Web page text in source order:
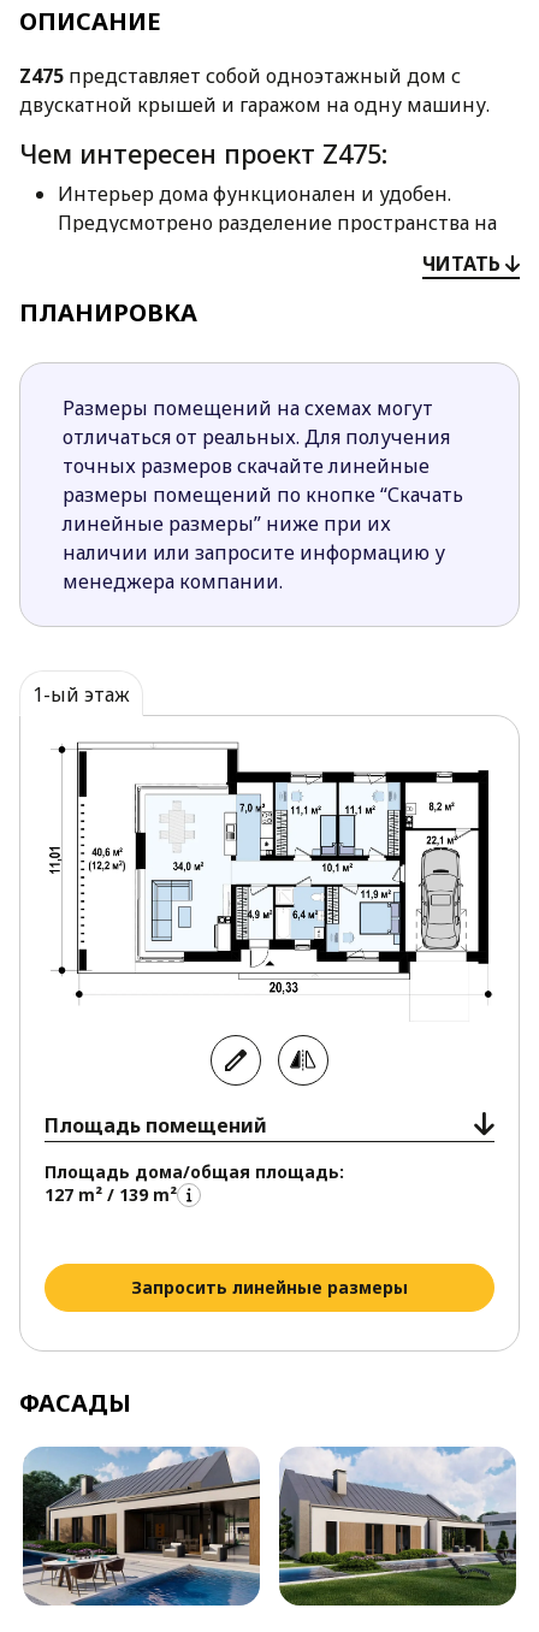
ОПИСАНИЕ
Z475 представляет собой одноэтажный дом с
двускатной крышей и гаражом на одну машину.
Чем интересен проект Z475:
Интерьер дома функционален и удобен.
Предусмотрено разделение пространства на
Проект привлекает любителей открытой
планировкой дневной зоны с панорамным
Из каждой спальни ночной зоны имеется
выход на крытую красивую террасу.
В просторной общей ванной комнате есть
ванная, дущ и туалет.
В просторном гараже предусмотрено место не
только для машины, но и для хранения
велосипеда, роликов, скейтов и прочего. Из
гаража есть переход в помещение
технического назначения. Также
предусмотрен переход из гаража в дом.
проведения семейного досуга.
детьми. Дизайн экстерьера с применением
современных материалов и простая форма
строения делает проект привлекательным для
людей разных возрастов и делает его реализацию
актуальной в городской и загородной местности.
ЧИТАТЬ
ПЛАНИРОВКА
Размеры помещений на схемах могут
отличаться от реальных. Для получения
точных размеров скачайте линейные
размеры помещений по кнопке “Скачать
линейные размеры” ниже при их
наличии или запросите информацию у
менеджера компании.
1-ый этаж
Площадь помещений
Площадь дома/общая площадь:
127 m² / 139 m²
Запросить линейные размеры
ФАСАДЫ